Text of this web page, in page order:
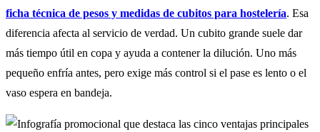
ficha técnica de pesos y medidas de cubitos para hostelería. Esa
diferencia afecta al servicio de verdad. Un cubito grande suele dar
más tiempo útil en copa y ayuda a contener la dilución. Uno más
pequeño enfría antes, pero exige más control si el pase es lento o el
vaso espera en bandeja.